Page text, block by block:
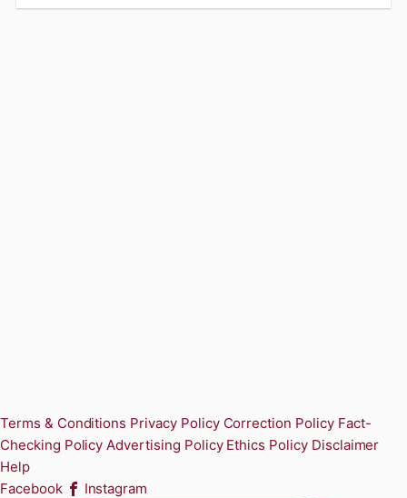
Terms & Conditions Privacy Policy Correction Policy Fact-
Checking Policy Advertising Policy Ethics Policy Disclaimer
Help
Facebook
Instagram